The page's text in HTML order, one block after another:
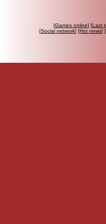
[Games online] [Last
[Social network] [Hot news] [